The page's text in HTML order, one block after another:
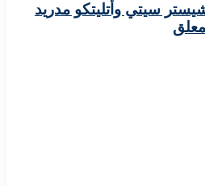
سيتي وأتليتكو مدريد